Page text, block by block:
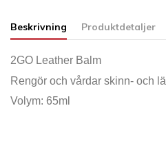
Beskrivning Produktdetaljer
2GO Leather Balm
Rengör och vårdar skinn- och
Volym: 65ml